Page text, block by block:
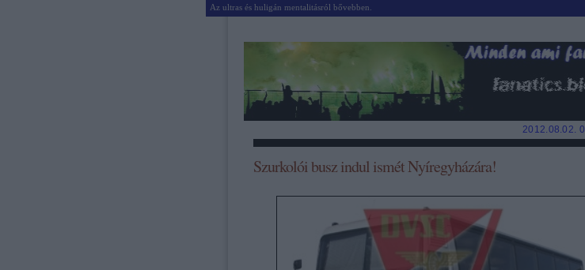
Az ultras és huligán mentalitásról bővebben.
2012.08.02.
Szurkolói busz indul ismét Nyíregyházára!